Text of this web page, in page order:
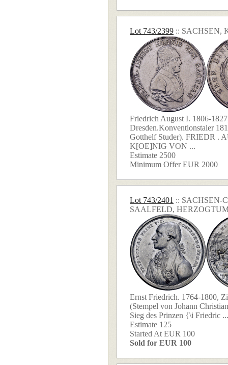
Lot 743/2399 :: SACHSEN,
Friedrich August I. 1806-
Dresden.Konventionstaler
Gotthelf Studer). FRIEDR .
K[OE]NIG VON ...
Estimate 2500
Minimum Offer EUR 2000
Lot 743/2401 :: SACHSEN-
SAALFELD,
Ernst Friedrich. 1764-1800,
(Stempel von Johann
Sieg des Prinzen {\i Friedric ...
Estimate 125
Started At EUR 100
Sold for EUR 100